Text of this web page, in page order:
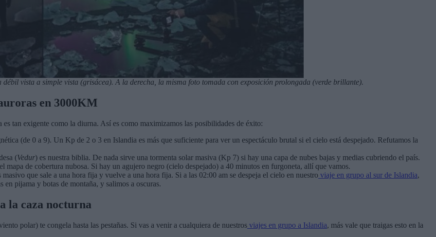
vista a simple vista (grisácea). A la derecha, la misma foto tomada con exposición prolongada (verde brillante).
en 3000KM
tan exigente como la diurna. Así es como maximizamos las posibilidades de éxito:
(de 0 a 9). Un Kp de 2 o 3 en Islandia es más que suficiente para ver un espectáculo brutal si el cielo está despejado. Refutamos la
(Vedur) es nuestra biblia. De nada sirve una tormenta solar masiva (Kp 7) si hay una capa de nubes bajas y medias cubriendo el país.
mapa de cobertura nubosa. Si hay un agujero negro (cielo despejado) a 40 minutos en furgoneta, allí que vamos.
que sale a una hora fija y vuelve a una hora fija. Si a las 02:00 am se despeja el cielo en nuestro viaje en grupo al sur de Islandia,
en pijama y botas de montaña, y salimos a oscuras.
la caza nocturna
polar) te congela hasta las pestañas. Si vas a venir a cualquiera de nuestros viajes en grupo a Islandia, más vale que traigas esto en la